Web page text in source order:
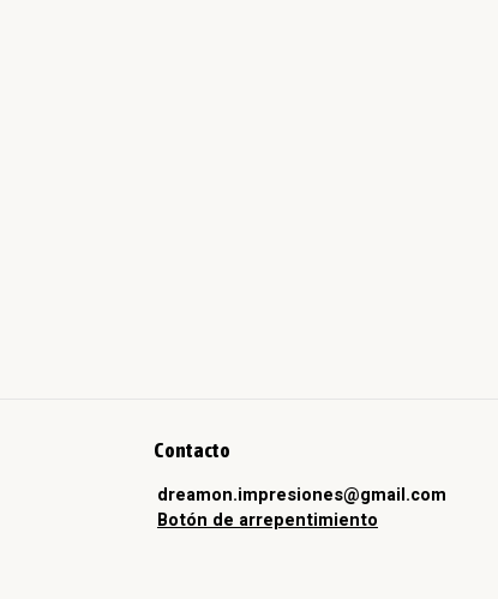
Contacto
dreamon.impresiones@gmail.com
Botón de arrepentimiento